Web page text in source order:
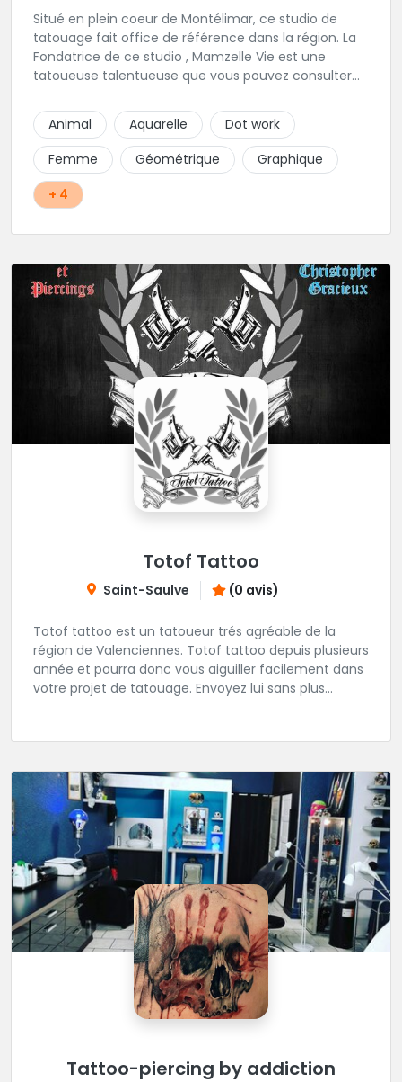
Situé en plein coeur de Montélimar, ce studio de
tatouage fait office de référence dans la région. La
Fondatrice de ce studio , Mamzelle Vie est une
tatoueuse talentueuse que vous pouvez consulter
Animal
Aquarelle
Dot work
Femme
Géométrique
Graphique
+ 4
Totof Tattoo
Saint-Saulve (0 avis)
Totof tattoo est un tatoueur trés agréable de la
région de Valenciennes. Totof tattoo depuis plusieurs
année et pourra donc vous aiguiller facilement dans
votre projet de tatouage. Envoyez lui sans plus
Tattoo-piercing by addiction